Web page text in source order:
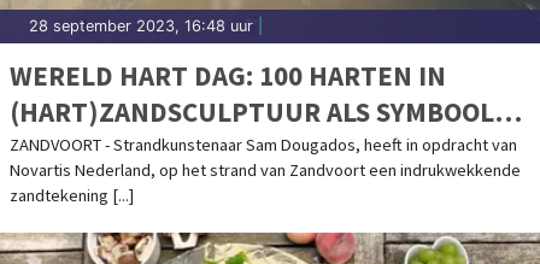
28 september 2023, 16:48 uur
WERELD HART DAG: 100 HARTEN IN
(HART)ZANDSCULPTUUR ALS SYMBOOL
VOOR IMPACT HART- EN VAATZIEKTEN IN
NEDERLAND
ZANDVOORT - Strandkunstenaar Sam Dougados, heeft in opdracht van
Novartis Nederland, op het strand van Zandvoort een indrukwekkende
zandtekening [...]